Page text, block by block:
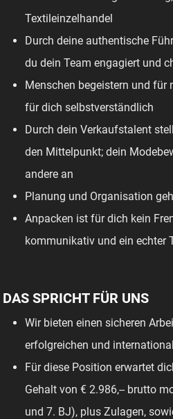
Textileinzelhandel
Durch deine authentische
du dein Team engagiert und
Menschen begeistern und für
für dich selbstverständlich
Durch dein Verkaufstalent
den Mittelpunkt; dein
andere an
Planung und Organisation
Anpacken ist für dich kein
kommunikativ und ein echter
DAS SPRICHT FÜR UNS
Wir bieten einen sicheren
erfolgreichen und
Für diese Position erwartet
Gehalt von € 2.986,-- brutto
und 7. BJ), plus Zulagen,